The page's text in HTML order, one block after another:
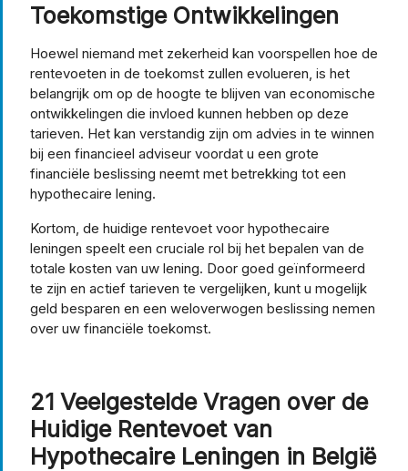
Toekomstige Ontwikkelingen
Hoewel niemand met zekerheid kan voorspellen hoe de
rentevoeten in de toekomst zullen evolueren, is het
belangrijk om op de hoogte te blijven van economische
ontwikkelingen die invloed kunnen hebben op deze
tarieven. Het kan verstandig zijn om advies in te winnen
bij een financieel adviseur voordat u een grote
financiële beslissing neemt met betrekking tot een
hypothecaire lening.
Kortom, de huidige rentevoet voor hypothecaire
leningen speelt een cruciale rol bij het bepalen van de
totale kosten van uw lening. Door goed geïnformeerd
te zijn en actief tarieven te vergelijken, kunt u mogelijk
geld besparen en een weloverwogen beslissing nemen
over uw financiële toekomst.
21 Veelgestelde Vragen over de
Huidige Rentevoet van
Hypothecaire Leningen in België